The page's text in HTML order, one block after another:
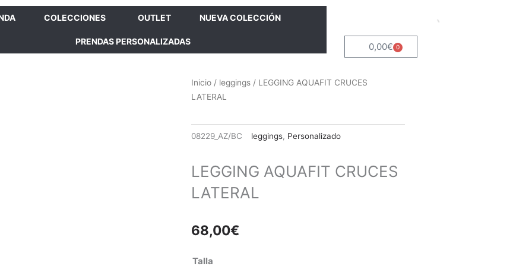
COLECCIONES OUTLET NUEVA COLECCIÓN
PRENDAS PERSONALIZADAS 0,00€ 0
Carrito
Inicio/ leggings/ LEGGING AQUAFIT CRUCES
LATERAL
08229_AZ/BC leggings, Personalizado
LEGGING AQUAFIT CRUCES
LATERAL
68,00€
Talla
LEGGING